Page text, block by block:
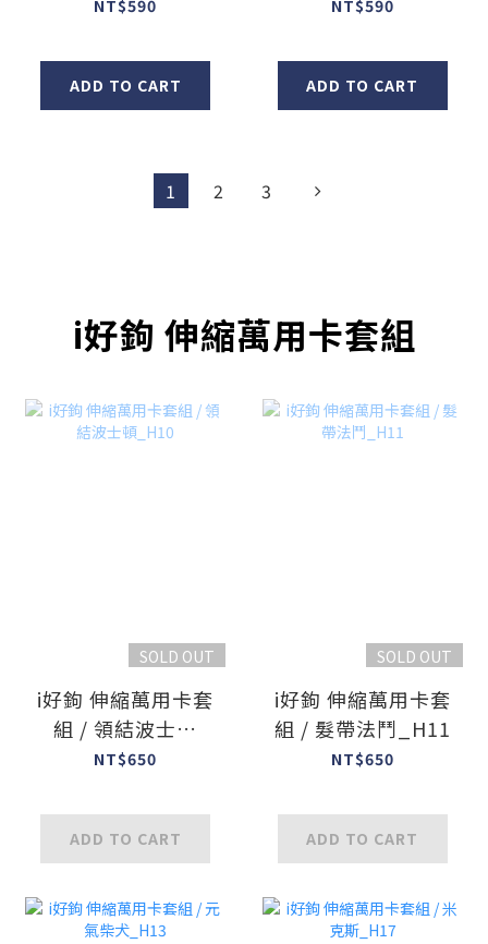
NT$590
ADD TO CART
NT$590
ADD TO CART
1 2 3
i好鉤 伸縮萬用卡套組
SOLD OUT
i好鉤 伸縮萬用卡套
組 / 領結波士頓
_H10
NT$650
ADD TO CART
SOLD OUT
i好鉤 伸縮萬用卡套
組 / 髮帶法鬥_H11
NT$650
ADD TO CART